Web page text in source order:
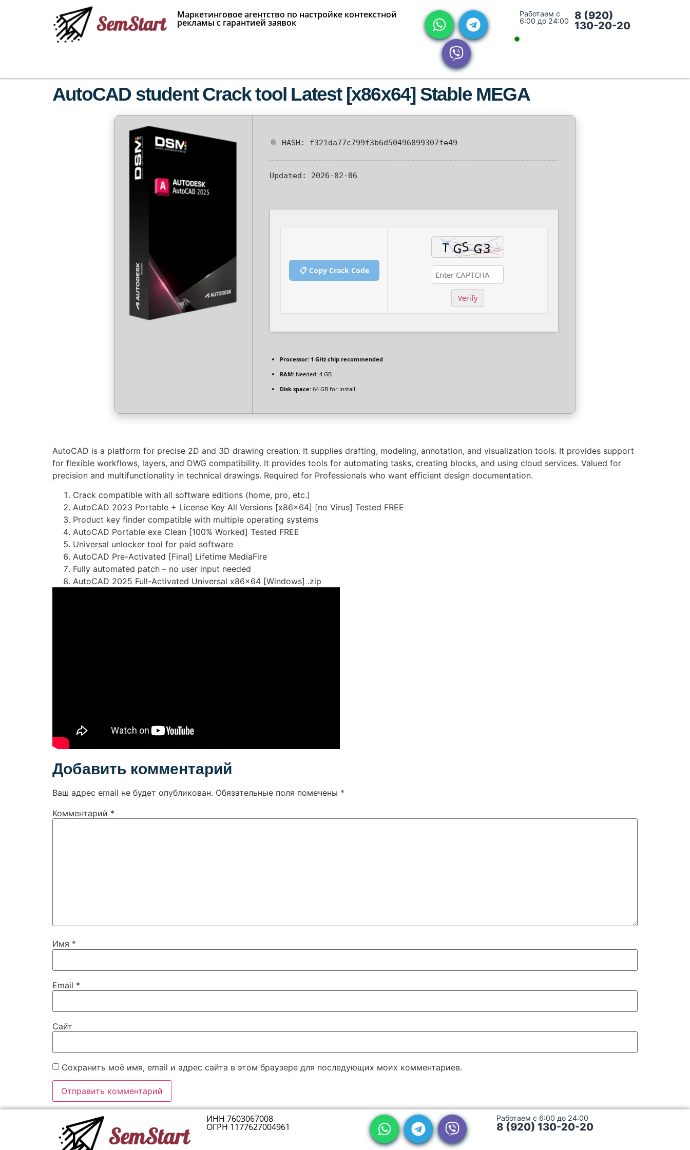
Маркетинговое агентство по настройке контекстной
рекламы с гарантией заявок
Работаем с
6:00 до 24:00
8 (920)
130-20-20
AutoCAD student Crack tool Latest [x86x64] Stable MEGA
📎 HASH: f321da77c799f3b6d50496899307fe49
Updated: 2026-02-06
📋 Copy Crack Code
Verify
Processor: 1 GHz chip recommended
RAM: Needed: 4 GB
Disk space: 64 GB for install
AutoCAD is a platform for precise 2D and 3D drawing creation. It supplies drafting, modeling, annotation, and visualization tools. It provides support
for flexible workflows, layers, and DWG compatibility. It provides tools for automating tasks, creating blocks, and using cloud services. Valued for
precision and multifunctionality in technical drawings. Required for Professionals who want efficient design documentation.
Crack compatible with all software editions (home, pro, etc.)
AutoCAD 2023 Portable + License Key All Versions [x86x64] [no Virus] Tested FREE
Product key finder compatible with multiple operating systems
AutoCAD Portable exe Clean [100% Worked] Tested FREE
Universal unlocker tool for paid software
AutoCAD Pre-Activated [Final] Lifetime MediaFire
Fully automated patch – no user input needed
AutoCAD 2025 Full-Activated Universal x86x64 [Windows] .zip
Добавить комментарий
Ваш адрес email не будет опубликован. Обязательные поля помечены *
Комментарий *
Имя *
Email *
Сайт
Сохранить моё имя, email и адрес сайта в этом браузере для последующих моих комментариев.
ИНН 7603067008
ОГРН 1177627004961
Работаем с 6:00 до 24:00
8 (920) 130-20-20